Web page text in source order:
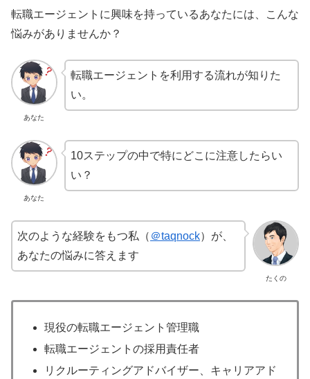
転職エージェントに興味を持っているあなたには、こんな
悩みがありませんか？
あなた
転職エージェントを利用する流れが知りた
い。
あなた
10ステップの中で特にどこに注意したらい
い？
たくの
次のような経験をもつ私（ ＠taqnock）が、
あなたの悩みに答えます
現役の転職エージェント管理職
転職エージェントの採用責任者
リクルーティングアドバイザー、キャリアアド